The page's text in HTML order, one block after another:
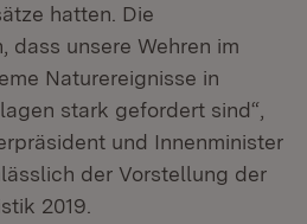
hatten. Die
dass unsere Wehren im
Naturereignisse in
stark gefordert sind“,
und Innenminister
der Vorstellung der
2019.